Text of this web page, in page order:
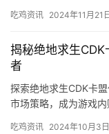
吃鸡资讯 2024年11月21日
揭秘绝地求生
者
探索绝地求生CDK卡
市场策略，成为游戏
吃鸡资讯 2024年10月3日